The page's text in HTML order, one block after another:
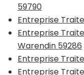
59790
Entreprise
Entreprise
Warendin 59286
Entreprise
Entreprise